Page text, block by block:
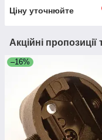
Ціну уточнюйте
Акційні
–16%